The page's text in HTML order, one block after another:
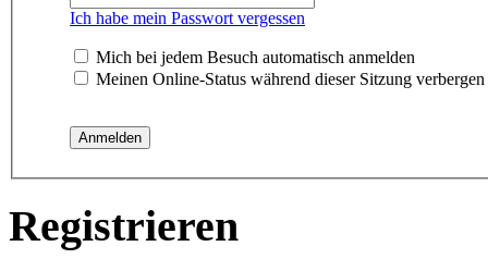
Ich habe mein Passwort vergessen
Mich bei jedem Besuch automatisch anmelden
Meinen Online-Status während dieser Sitzung verbergen
Registrieren